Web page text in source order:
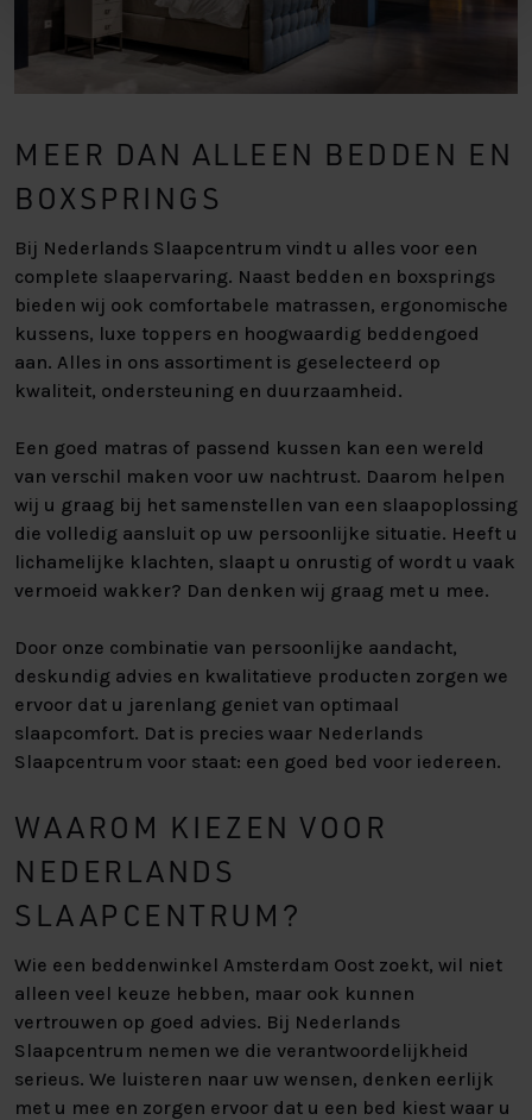
MEER DAN ALLEEN BEDDEN EN
BOXSPRINGS
Bij Nederlands Slaapcentrum vindt u alles voor een
complete slaapervaring. Naast bedden en boxsprings
bieden wij ook comfortabele matrassen, ergonomische
kussens, luxe toppers en hoogwaardig beddengoed
aan. Alles in ons assortiment is geselecteerd op
kwaliteit, ondersteuning en duurzaamheid.
Een goed matras of passend kussen kan een wereld
van verschil maken voor uw nachtrust. Daarom helpen
wij u graag bij het samenstellen van een slaapoplossing
die volledig aansluit op uw persoonlijke situatie. Heeft u
lichamelijke klachten, slaapt u onrustig of wordt u vaak
vermoeid wakker? Dan denken wij graag met u mee.
Door onze combinatie van persoonlijke aandacht,
deskundig advies en kwalitatieve producten zorgen we
ervoor dat u jarenlang geniet van optimaal
slaapcomfort. Dat is precies waar Nederlands
Slaapcentrum voor staat: een goed bed voor iedereen.
WAAROM KIEZEN VOOR
NEDERLANDS
SLAAPCENTRUM?
Wie een beddenwinkel Amsterdam Oost zoekt, wil niet
alleen veel keuze hebben, maar ook kunnen
vertrouwen op goed advies. Bij Nederlands
Slaapcentrum nemen we die verantwoordelijkheid
serieus. We luisteren naar uw wensen, denken eerlijk
met u mee en zorgen ervoor dat u een bed kiest waar u